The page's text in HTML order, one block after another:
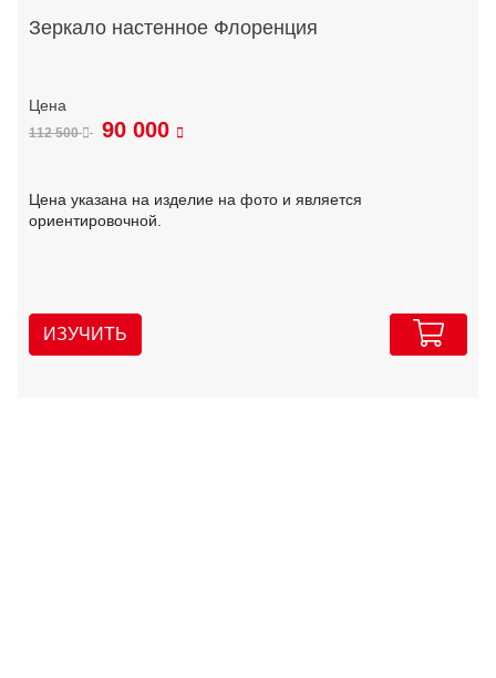
Зеркало настенное Флоренция
112 500 90 000
Цена указана на изделие на фото и является
ориентировочной.
ИЗУЧИТЬ